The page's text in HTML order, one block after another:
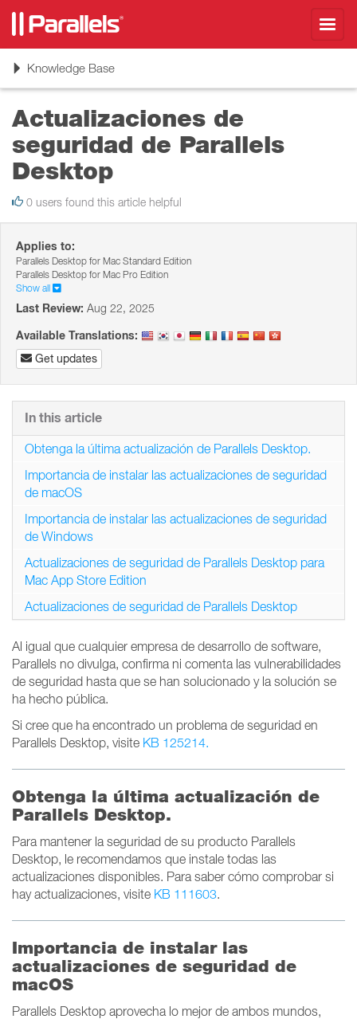
ToggleKnowledge Base
Actualizaciones de
seguridad de Parallels
Desktop
0 users found this article helpful
Applies to:
Parallels Desktop for Mac Standard Edition
Parallels Desktop for Mac Pro Edition
Show all
Last Review: Aug 22, 2025
Available Translations:
Get updates
Al igual que cualquier empresa de desarrollo de software,
Parallels no divulga, confirma ni comenta las vulnerabilidades
de seguridad hasta que se han solucionado y la solución se
ha hecho pública.
Si cree que ha encontrado un problema de seguridad en
Parallels Desktop, visite KB 125214.
Obtenga la última actualización de
Parallels Desktop.
Para mantener la seguridad de su producto Parallels
Desktop, le recomendamos que instale todas las
actualizaciones disponibles. Para saber cómo comprobar si
hay actualizaciones, visite KB 111603.
Importancia de instalar las
actualizaciones de seguridad de
macOS
Parallels Desktop aprovecha lo mejor de ambos mundos,
In this article
Obtenga la última actualización de Parallels Desktop.
Importancia de instalar las actualizaciones de seguridad
de macOS
Importancia de instalar las actualizaciones de seguridad
de Windows
Actualizaciones de seguridad de Parallels Desktop para
Mac App Store Edition
Actualizaciones de seguridad de Parallels Desktop